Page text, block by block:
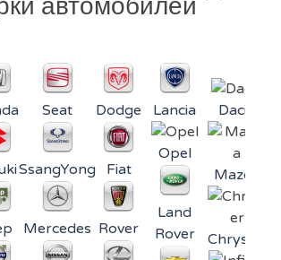
автомобилей
Seat
SsangYong
Mercedes
Dodge
Fiat
Rover
Lancia
Opel
Land
Rover
Dacia
Mazda
Chrysler